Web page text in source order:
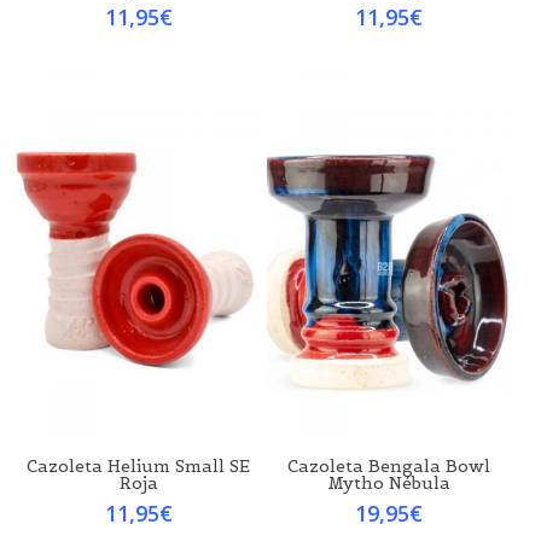
11,95€ 11,95€
Cazoleta Helium Small SE
Roja
11,95€
Cazoleta Bengala Bowl
Mytho Nébula
19,95€